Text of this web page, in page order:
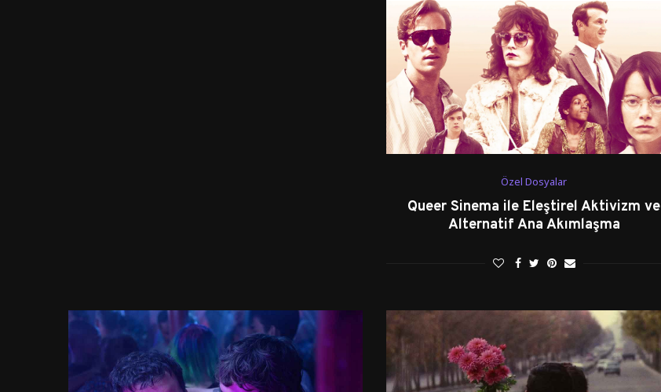
Özel Dosyalar
Queer Sinema ile Eleştirel Aktivizm ve
Alternatif Ana Akımlaşma